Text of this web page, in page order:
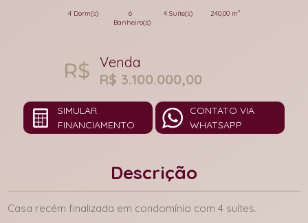
4 Dorm(s)
6
Banheiro(s)
4 Suíte(s) 240,00 m²
Venda
R$ 3.100.000,00
SIMULAR
FINANCIAMENTO
CONTATO VIA
WHATSAPP
Descrição
Casa recém finalizada em condomínio com 4 suítes.